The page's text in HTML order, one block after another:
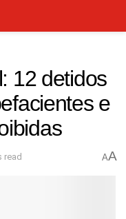
12 detidos
e
read AA